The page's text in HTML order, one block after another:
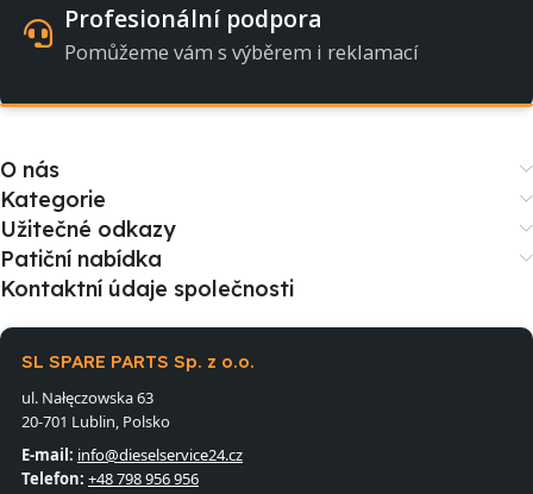
Profesionální podpora
Pomůžeme vám s výběrem i reklamací
O nás
Kategorie
Užitečné odkazy
Patiční nabídka
Kontaktní údaje společnosti
SL SPARE PARTS Sp. z o.o.
ul. Nałęczowska 63
20-701 Lublin, Polsko
E-mail: info@dieselservice24.cz
Telefon: +48 798 956 956